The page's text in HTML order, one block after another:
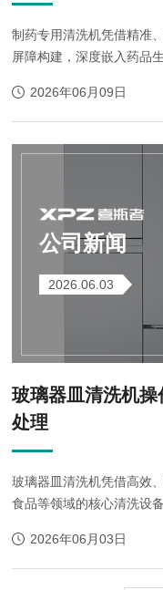
制药专用清洗机凭借精准
屏障构建，深度嵌入药品
2026年06月09日
公司新闻
2026.06.03
玻璃器皿清洗机
处理
玻璃器皿清洗机凭借高效
食品等领域的核心清洗设
2026年06月03日